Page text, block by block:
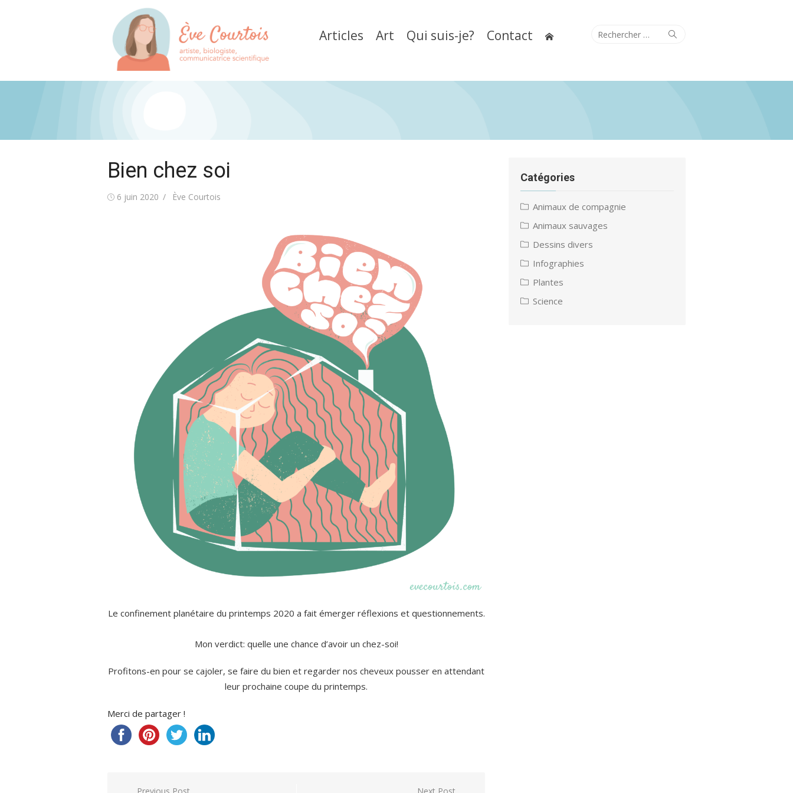
Search
Search
Articles Art Qui suis-je? Contact
Bien chez soi
Posted
6 juin 2020 Author
Ève Courtois
Le confinement planétaire du printemps 2020 a fait émerger réflexions et questionnements.
Mon verdict: quelle une chance d’avoir un chez-soi!
Profitons-en pour se cajoler, se faire du bien et regarder nos cheveux pousser en attendant
leur prochaine coupe du printemps.
Merci de partager !
Catégories
Animaux de compagnie
Animaux sauvages
Dessins divers
Infographies
Plantes
Science